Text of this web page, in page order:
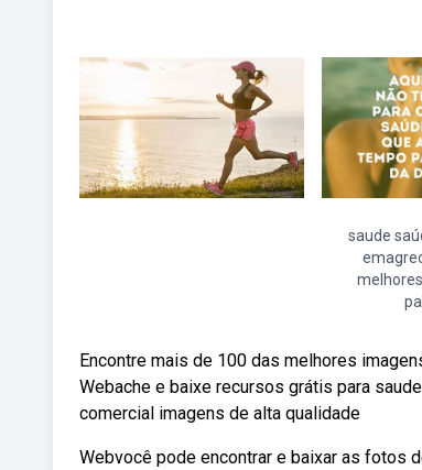
saude
Encontre mais de 100 das melhores
Webache e baixe recursos grátis para
comercial imagens de alta qualidade
Webvocê pode encontrar e baixar as fotos